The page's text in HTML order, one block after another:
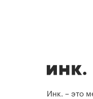
Инк. – это